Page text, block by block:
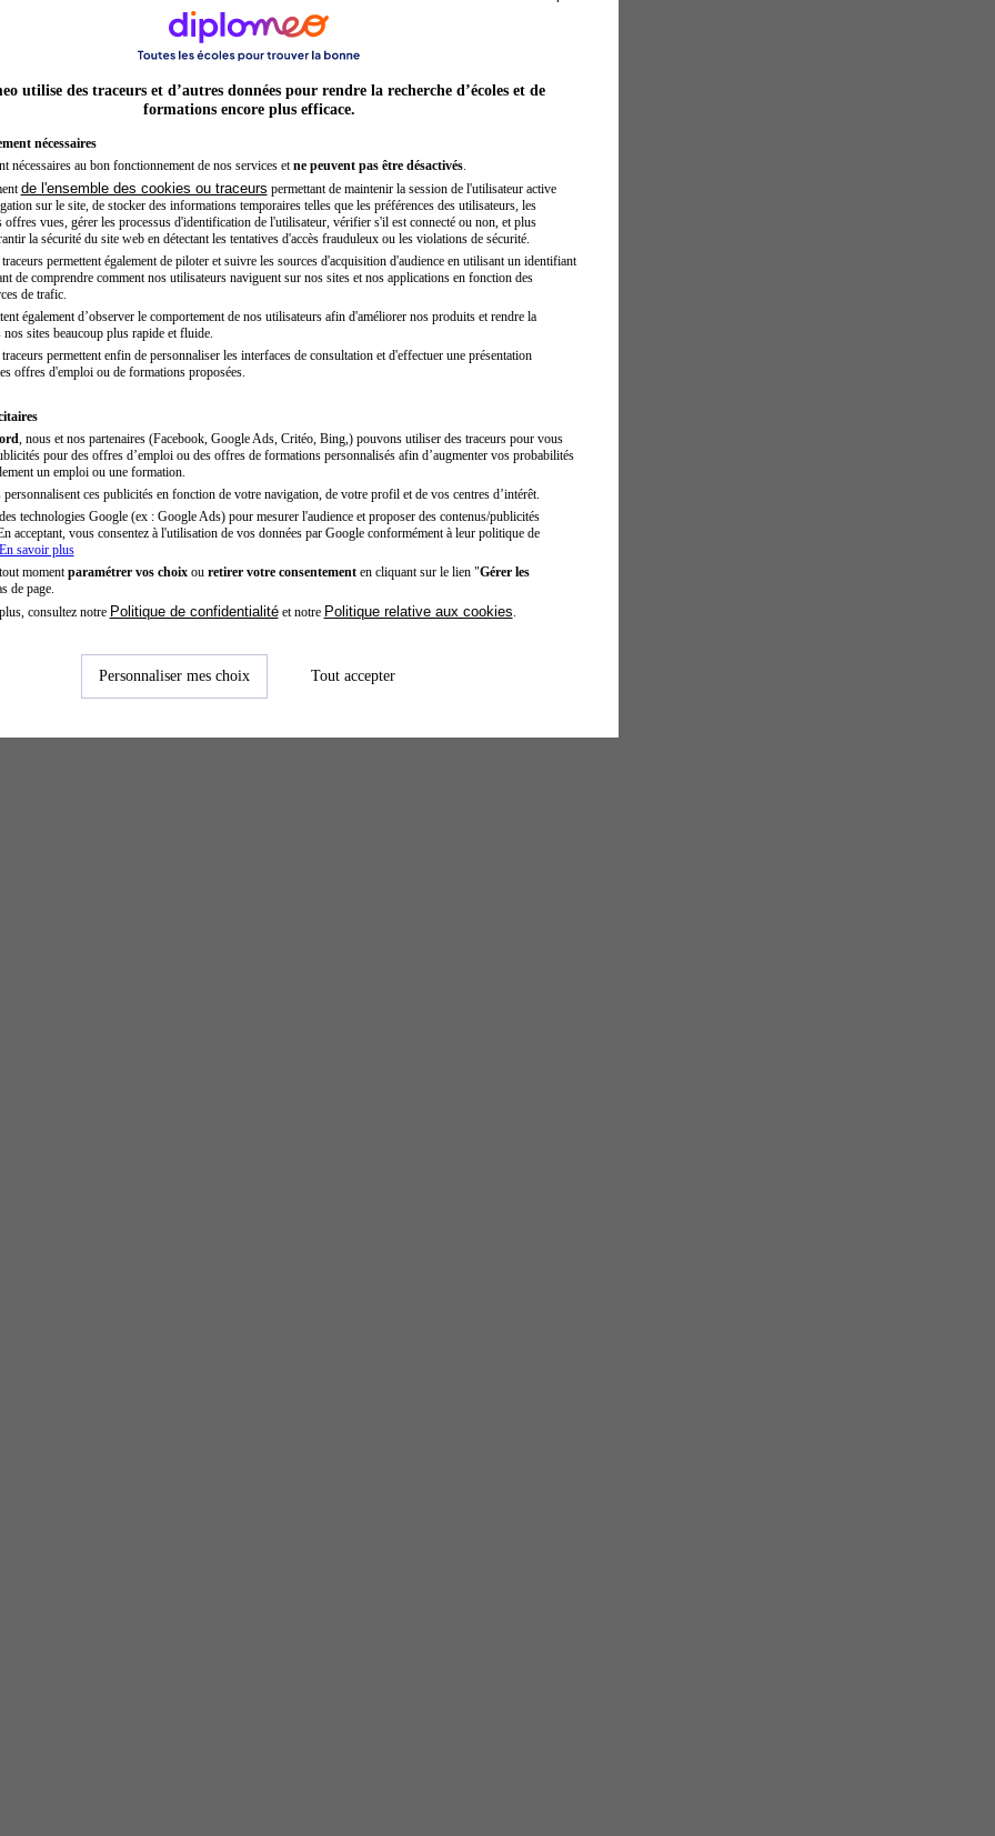
Développeur web
utilise des traceurs et d’autres données pour rendre la recherche d’écoles et de
formations encore plus efficace.
nécessaires
nécessaires au bon fonctionnement de nos services et ne peuvent pas être désactivés.
de l'ensemble des cookies ou traceurs permettant de maintenir la session de l'utilisateur active
sur le site, de stocker des informations temporaires telles que les préférences des utilisateurs, les
offres vues, gérer les processus d'identification de l'utilisateur, vérifier s'il est connecté ou non, et plus
la sécurité du site web en détectant les tentatives d'accès frauduleux ou les violations de sécurité.
permettent également de piloter et suivre les sources d'acquisition d'audience en utilisant un identifiant
de comprendre comment nos utilisateurs naviguent sur nos sites et nos applications en fonction des
de trafic.
également d’observer le comportement de nos utilisateurs afin d'améliorer nos produits et rendre la
sites beaucoup plus rapide et fluide.
permettent enfin de personnaliser les interfaces de consultation et d'effectuer une présentation
offres d'emploi ou de formations proposées.
, nous et nos partenaires (Facebook, Google Ads, Critéo, Bing,) pouvons utiliser des traceurs pour vous
pour des offres d’emploi ou des offres de formations personnalisés afin d’augmenter vos probabilités
un emploi ou une formation.
ces publicités en fonction de votre navigation, de votre profil et de vos centres d’intérêt.
technologies Google (ex : Google Ads) pour mesurer l'audience et proposer des contenus/publicités
acceptant, vous consentez à l'utilisation de vos données par Google conformément à leur politique de
savoir plus
moment paramétrer vos choixou retirer votre consentementen cliquant sur le lien "Gérer les
de page.
consultez notre Politique de confidentialitéet notre Politique relative aux cookies
Personnaliser mes choix Tout accepter